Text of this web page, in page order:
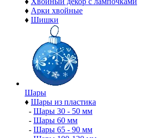
♦ Арки хвойные
♦ Шишки
Шары
♦ Шары из пластика
- Шары 30 - 50 мм
- Шары 60 мм
- Шары 65 - 90 мм